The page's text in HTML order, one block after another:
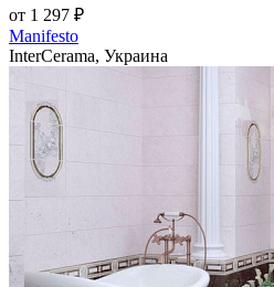
от 1 297 ₽
Manifesto
InterCerama, Украина